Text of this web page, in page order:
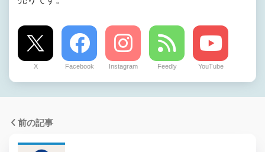
X Facebook Instagram Feedly YouTube
前の記事